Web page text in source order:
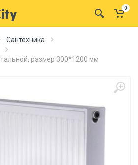
0
Сантехника
размер 300*1200 мм